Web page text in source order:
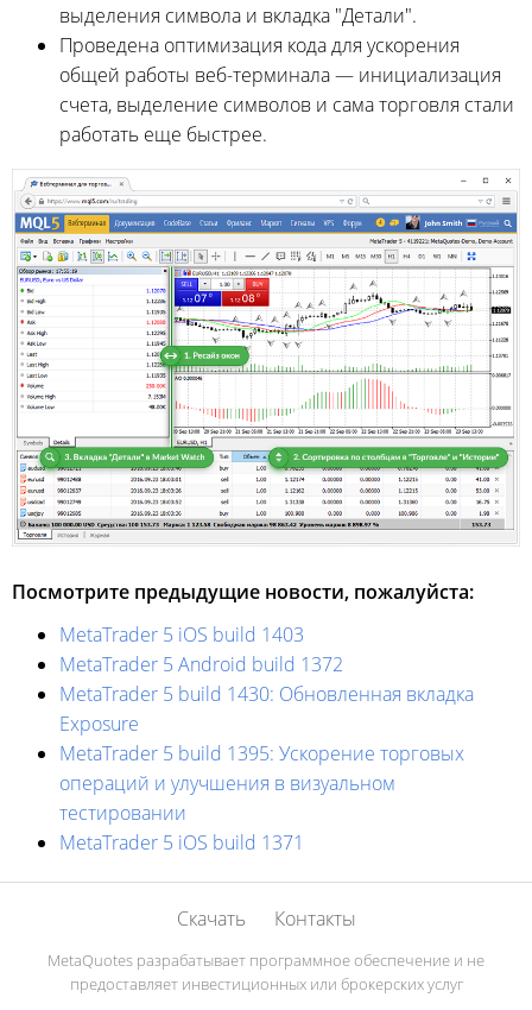
выделения символа и вкладка "Детали".
Проведена оптимизация кода для ускорения
общей работы веб-терминала — инициализация
счета, выделение символов и сама торговля стали
работать еще быстрее.
Посмотрите предыдущие новости, пожалуйста:
MetaTrader 5 iOS build 1403
MetaTrader 5 Android build 1372
MetaTrader 5 build 1430: Обновленная вкладка
Exposure
MetaTrader 5 build 1395: Ускорение торговых
операций и улучшения в визуальном
тестировании
MetaTrader 5 iOS build 1371
Скачать Контакты
MetaQuotes разрабатывает программное обеспечение и не
предоставляет инвестиционных или брокерских услуг